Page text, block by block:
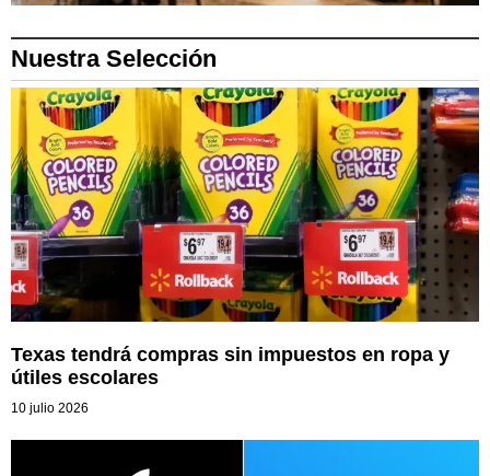
Nuestra Selección
Texas tendrá compras sin impuestos en ropa y
útiles escolares
10 julio 2026